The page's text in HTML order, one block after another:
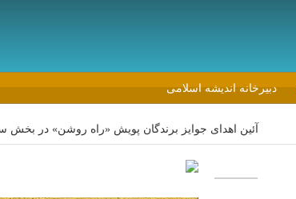
دبیرخانه اندیشه اسلامی
آئین اهدای جوایز برندگان پویش «راه روشن» در بخش سیمکان